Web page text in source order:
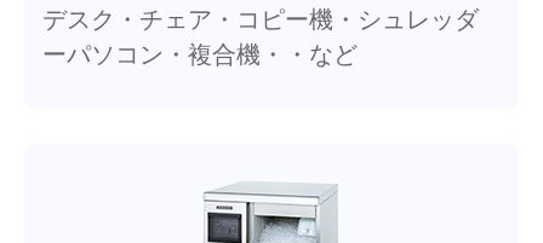
デスク・チェア・コピー機・シュレッダ
ーパソコン・複合機・・など